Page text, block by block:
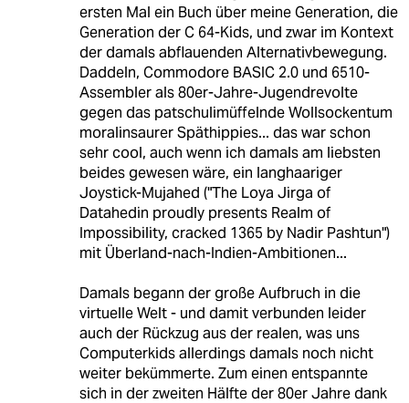
ersten Mal ein Buch über meine Generation, die
Generation der C 64-Kids, und zwar im Kontext
der damals abflauenden Alternativbewegung.
Daddeln, Commodore BASIC 2.0 und 6510-
Assembler als 80er-Jahre-Jugendrevolte
gegen das patschulimüffelnde Wollsockentum
moralinsaurer Späthippies... das war schon
sehr cool, auch wenn ich damals am liebsten
beides gewesen wäre, ein langhaariger
Joystick-Mujahed ("The Loya Jirga of
Datahedin proudly presents Realm of
Impossibility, cracked 1365 by Nadir Pashtun")
mit Überland-nach-Indien-Ambitionen...
Damals begann der große Aufbruch in die
virtuelle Welt - und damit verbunden leider
auch der Rückzug aus der realen, was uns
Computerkids allerdings damals noch nicht
weiter bekümmerte. Zum einen entspannte
sich in der zweiten Hälfte der 80er Jahre dank